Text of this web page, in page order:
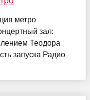
метро
зал:
Теодора
запуска Радио